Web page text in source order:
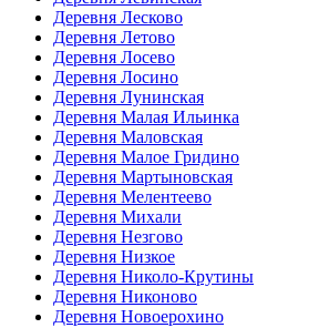
Деревня Лесково
Деревня Летово
Деревня Лосево
Деревня Лосино
Деревня Лунинская
Деревня Малая Ильинка
Деревня Маловская
Деревня Малое Гридино
Деревня Мартыновская
Деревня Мелентеево
Деревня Михали
Деревня Незгово
Деревня Низкое
Деревня Николо-Крутины
Деревня Никоново
Деревня Новоерохино